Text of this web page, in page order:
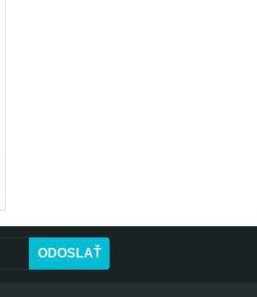
ODOSLAŤ